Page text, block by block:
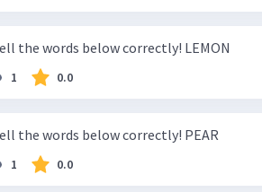
Spell the words below correctly! LEMON
1 0.0
Spell the words below correctly! PEAR
1 0.0